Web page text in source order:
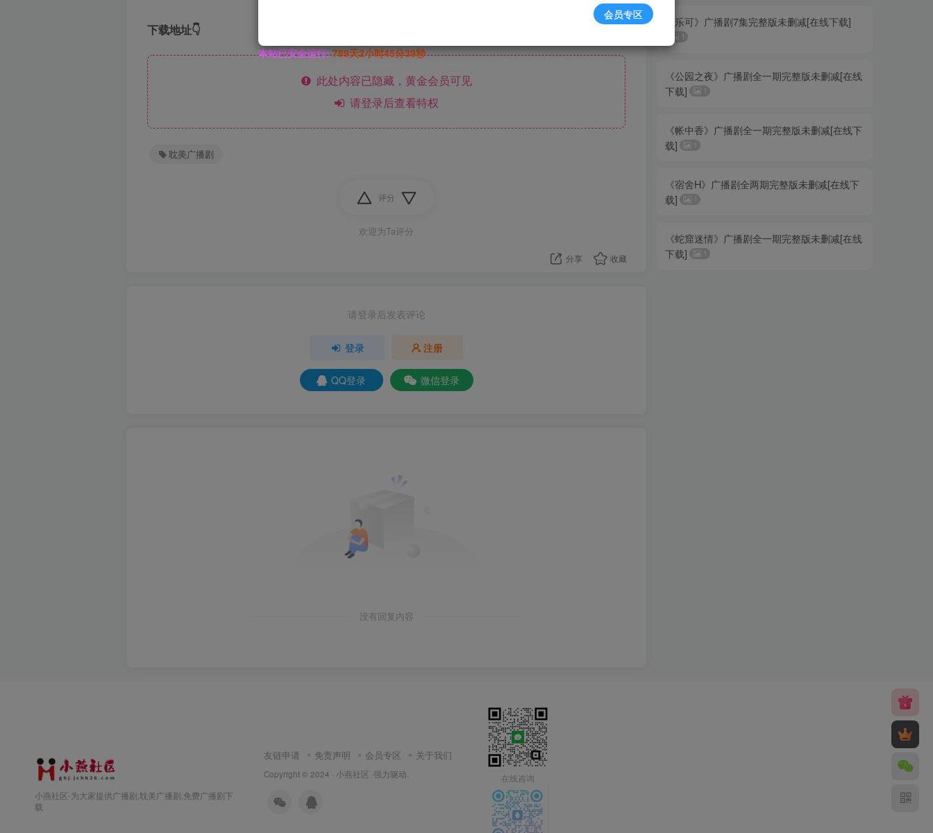
下载地址👇
此处内容已隐藏，黄金会员可见
请登录后查看特权
耽美广播剧
评分
欢迎为Ta评分
分享 收藏
请登录后发表评论
登录 注册
QQ登录 微信登录
没有回复内容
《乐可》广播剧7集完整版未删减[在线下载]
1
《公园之夜》广播剧全一期完整版未删减[在线
下载]
1
《帐中香》广播剧全一期完整版未删减[在线下
载]
1
《宿舍H》广播剧全两期完整版未删减[在线下
载]
1
《蛇窟迷情》广播剧全一期完整版未删减[在线
下载]
1
小燕社区-为大家提供广播剧,耽美广播剧,免费广播剧下
载
友链申请 免责声明 会员专区 关于我们
Copyright © 2024 · 小燕社区 ·强力驱动. 在线咨询
会员专区
本站已安全运行: 789天2小时45分40秒